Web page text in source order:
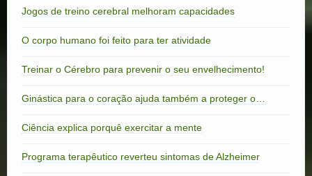
Jogos de treino cerebral melhoram capacidades
O corpo humano foi feito para ter atividade
Treinar o Cérebro para prevenir o seu envelhecimento!
Ginástica para o coração ajuda também a proteger o…
Ciência explica porquê exercitar a mente
Programa terapêutico reverteu sintomas de Alzheimer